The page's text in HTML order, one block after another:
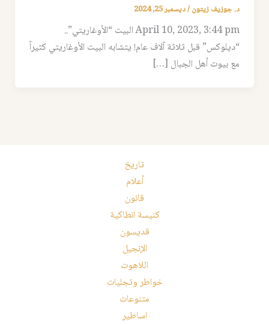
د. جوزيف زيتون/ديسمبر 25, 2024
April 10, 2023, 3:44 pm البيت “الأوغاريتي”..
“ديلوكس” قبل ثلاثة آلاف عام! يتشابه البيت الأوغاريتي كثيراً
مع بيوت أهل الجبال […]
تاريخ
أعلام
قانون
كنيسة انطاكية
قديسون
الإنجيل
اللاهوت
خواطر وتجليات
متنوعات
اساطير